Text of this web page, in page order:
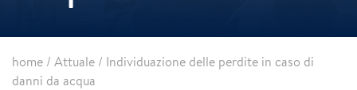
home / Attuale / Individuazione delle perdite in caso di
danni da acqua